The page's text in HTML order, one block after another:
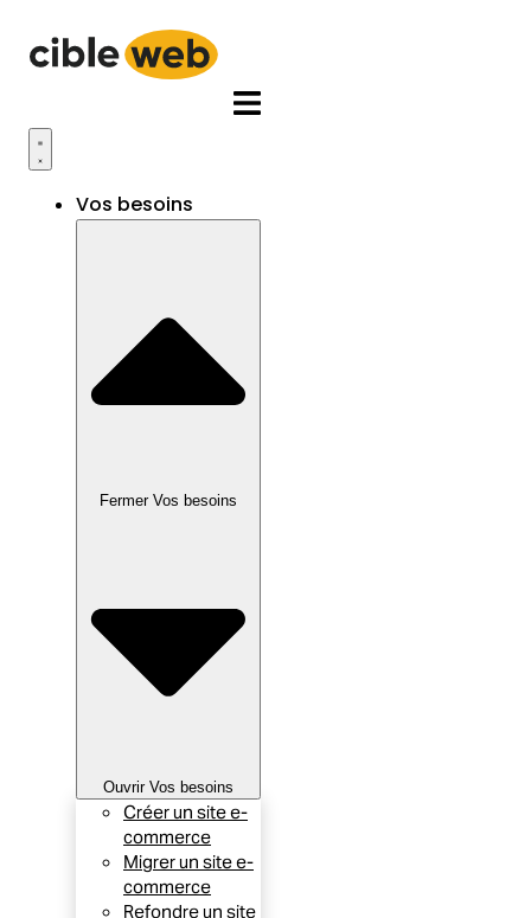
contenu
Vos besoins
Fermer Vos besoins
Ouvrir Vos besoins
Créer un site e-
commerce
Migrer un site e-
commerce
Refondre un site